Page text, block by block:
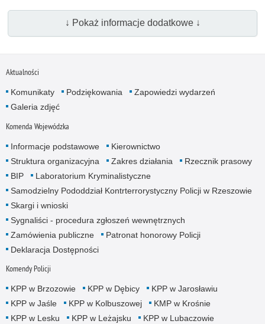
↓ Pokaż informacje dodatkowe ↓
Aktualności
Komunikaty Podziękowania
Zapowiedzi wydarzeń
Galeria zdjęć
Komenda Wojewódzka
Informacje podstawowe
Kierownictwo
Struktura organizacyjna
Zakres działania
Rzecznik prasowy
BIP
Laboratorium Kryminalistyczne
Samodzielny Pododdział Kontrterrorystyczny Policji w Rzeszowie
Skargi i wnioski
Sygnaliści - procedura zgłoszeń wewnętrznych
Zamówienia publiczne
Patronat honorowy Policji
Deklaracja Dostępności
Komendy Policji
KPP w Brzozowie KPP w Dębicy
KPP w Jarosławiu
KPP w Jaśle
KPP w Kolbuszowej
KMP w Krośnie
KPP w Lesku
KPP w Leżajsku
KPP w Lubaczowie